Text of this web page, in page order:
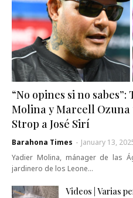
“No opines si no
Molina y Marcell
Strop a José Sirí
Barahona Times - January 13,
Yadier Molina, mánager de las
jardinero de los Leone…
Videos | Varias